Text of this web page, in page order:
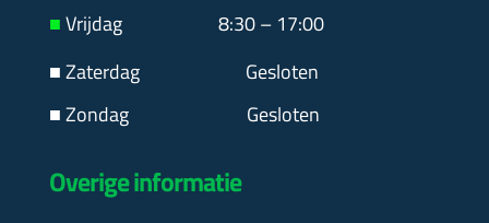
■Vrijdag 8:30 – 17:00
■ Zaterdag Gesloten
■ Zondag Gesloten
Overige informatie